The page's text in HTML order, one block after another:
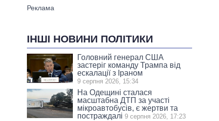
ІНШІ НОВИНИ ПОЛІТИКИ
Головний генерал США
застеріг команду Трампа від
ескалації з Іраном
9 серпня 2026, 15:34
На Одещині сталася
масштабна ДТП за участі
мікроавтобусів, є жертви та
постраждалі 9 серпня 2026, 17:23